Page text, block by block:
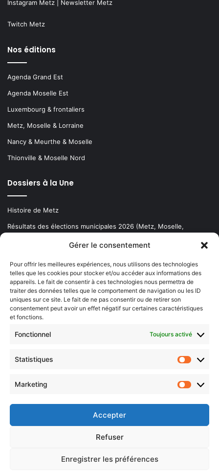
Gérer le consentement
Pour offrir les meilleures expériences, nous utilisons des technologies
telles que les cookies pour stocker et/ou accéder aux informations des
appareils. Le fait de consentir à ces technologies nous permettra de
traiter des données telles que le comportement de navigation ou les ID
uniques sur ce site. Le fait de ne pas consentir ou de retirer son
consentement peut avoir un effet négatif sur certaines caractéristiques
et fonctions.
Fonctionnel Toujours activé
Statistiques
Marketing
Accepter
Refuser
Enregistrer les préférences
Instagram Metz Newsletter Metz
Twitch Metz
Nos éditions
Agenda Grand Est
Agenda Moselle Est
Luxembourg & frontaliers
Metz, Moselle & Lorraine
Nancy & Meurthe & Moselle
Thionville & Moselle Nord
Dossiers à la Une
Histoire de Metz
Résultats des élections municipales 2026 (Metz, Moselle,
Newsletter gratuite
Choisissez : matin, soir ou hebdo ?
votre